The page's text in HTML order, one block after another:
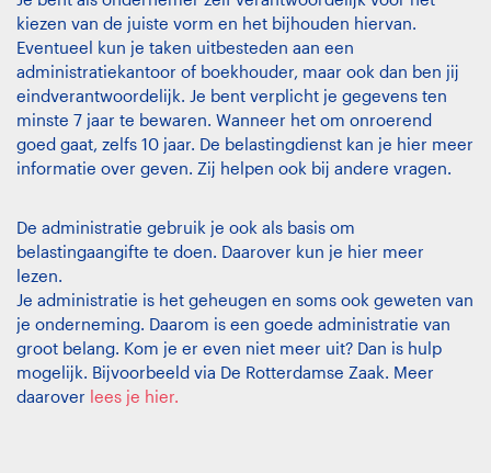
kiezen van de juiste vorm en het bijhouden hiervan.
Eventueel kun je taken uitbesteden aan een
administratiekantoor of boekhouder, maar ook dan ben jij
eindverantwoordelijk. Je bent verplicht je gegevens ten
minste 7 jaar te bewaren. Wanneer het om onroerend
goed gaat, zelfs 10 jaar. De belastingdienst kan je hier meer
informatie over geven. Zij helpen ook bij andere vragen.
De administratie gebruik je ook als basis om
belastingaangifte te doen. Daarover kun je hier meer
lezen.
Je administratie is het geheugen en soms ook geweten van
je onderneming. Daarom is een goede administratie van
groot belang. Kom je er even niet meer uit? Dan is hulp
mogelijk. Bijvoorbeeld via De Rotterdamse Zaak. Meer
daarover lees je hier.